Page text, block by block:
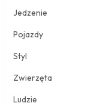
Jedzenie
Pojazdy
Styl
Zwierzęta
Ludzie